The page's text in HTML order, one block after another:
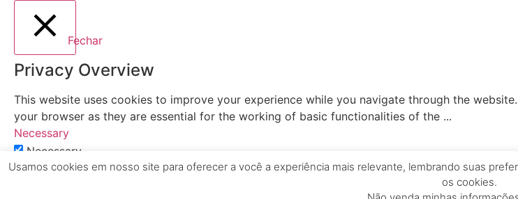
Usamos cookies em nosso site para oferecer a você a experiência mais relevante, lembrando suas
os cookies.
Fechar
Privacy Overview
This website uses cookies to improve your experience while you navigate through the
your browser as they are essential for the working of basic functionalities of the ...
Necessary
Necessary
Sempre ativado
Necessary cookies are absolutely essential for the website to function properly. These